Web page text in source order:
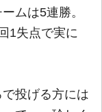
ムは5連勝。
1失点で実に
で投げる方には